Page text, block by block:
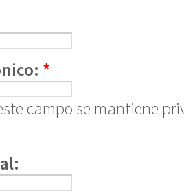
*
campo se mantiene